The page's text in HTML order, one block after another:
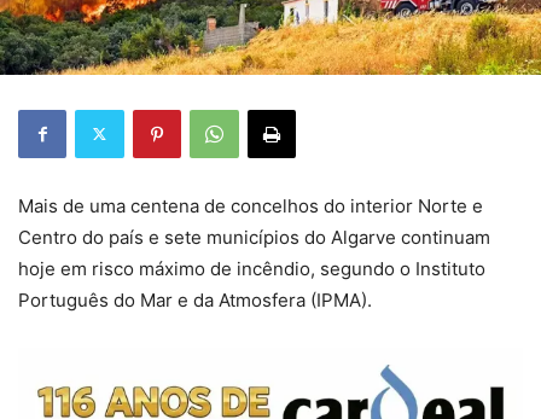
Mais de uma centena de concelhos do interior Norte e
Centro do país e sete municípios do Algarve continuam
hoje em risco máximo de incêndio, segundo o Instituto
Português do Mar e da Atmosfera (IPMA).